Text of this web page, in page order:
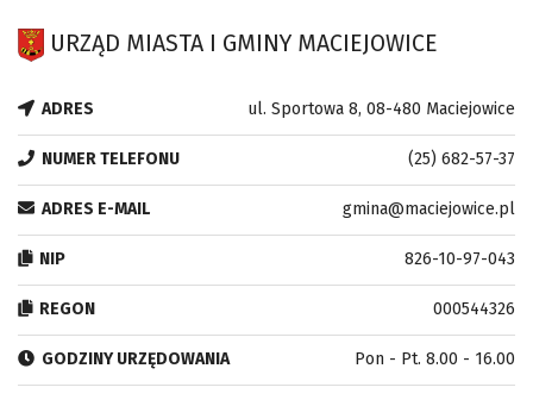
URZĄD MIASTA I GMINY MACIEJOWICE
ADRES ul. Sportowa 8, 08-480 Maciejowice
NUMER TELEFONU (25) 682-57-37
ADRES E-MAIL gmina@maciejowice.pl
NIP 826-10-97-043
REGON 000544326
GODZINY URZĘDOWANIA Pon - Pt. 8.00 - 16.00